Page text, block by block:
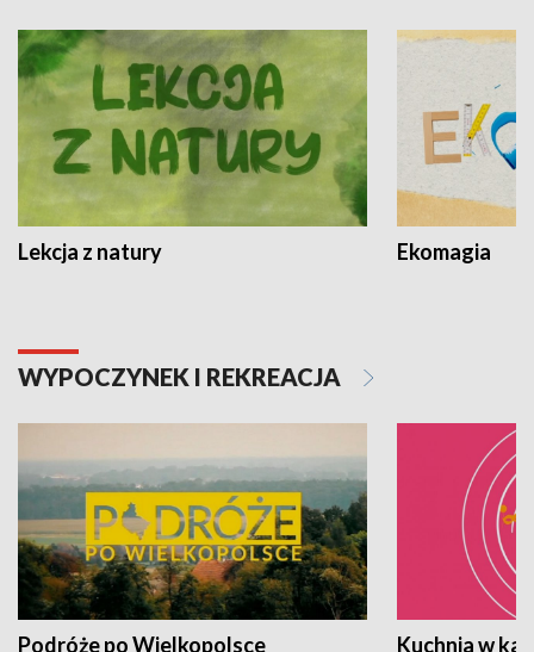
Lekcja z natury Ekomagia
WYPOCZYNEK I REKREACJA
Podróże po Wielkopolsce Kuchnia w